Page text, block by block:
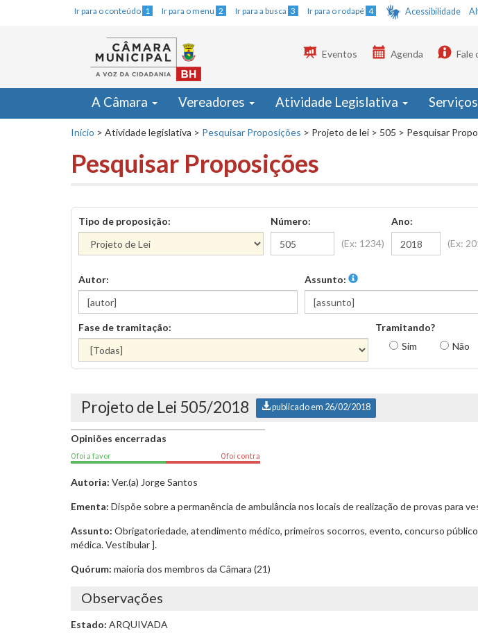
Ir para o conteúdo 1 Ir para o menu 2 Ir para a busca 3 Ir para o rodapé 4 Acessibilidade
Eventos Agenda Fale
A Câmara Vereadores Atividade Legislativa Serviços
Início > Atividade legislativa > Pesquisar Proposições > Projeto de lei > 505 > Pesquisar
Pesquisar Proposições
Tipo de proposição:
Número:
(Ex: 1234)
Ano:
(Ex:
Autor:
Assunto:
Fase de tramitação:
Tramitando?
Sim
Não
Projeto de Lei 505/2018 publicado em 26/02/2018
Opiniões encerradas
0 foi a favor 0 foi contra
Autoria: Ver.(a) Jorge Santos
Ementa: Dispõe sobre a permanência de ambulância nos locais de realização de provas para
Assunto: Obrigatoriedade, atendimento médico, primeiros socorros, evento, concurso
médica. Vestibular ].
Quórum: maioria dos membros da Câmara (21)
Observações
Estado: ARQUIVADA